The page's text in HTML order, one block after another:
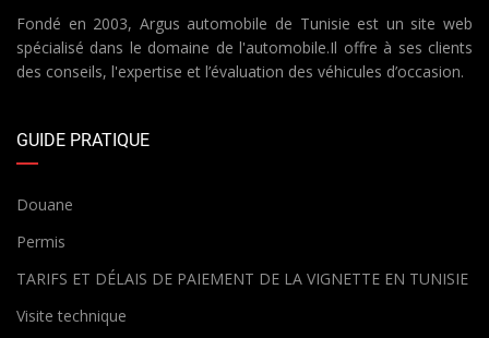
Fondé en 2003, Argus automobile de Tunisie est un site web
spécialisé dans le domaine de l'automobile.Il offre à ses clients
des conseils, l'expertise et l’évaluation des véhicules d’occasion.
GUIDE PRATIQUE
Douane
Permis
TARIFS ET DÉLAIS DE PAIEMENT DE LA VIGNETTE EN TUNISIE
Visite technique